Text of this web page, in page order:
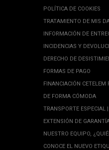
POLÍTICA DE COOKIES
TRATAMIENTO DE MIS
INFORMACIÓN DE
INCIDENCIAS Y
DERECHO DE
FORMAS DE PAGO
FINANCIACIÓN
DE FORMA CÓMODA
TRANSPORTE ESPECIAL
EXTENSIÓN DE
NUESTRO EQUIPO,
CONOCE EL NUEVO